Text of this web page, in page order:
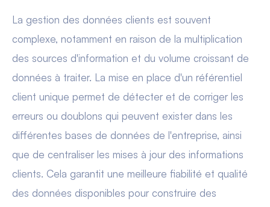
La gestion des données clients est souvent
complexe, notamment en raison de la multiplication
des sources d'information et du volume croissant de
données à traiter. La mise en place d'un référentiel
client unique permet de détecter et de corriger les
erreurs ou doublons qui peuvent exister dans les
différentes bases de données de l'entreprise, ainsi
que de centraliser les mises à jour des informations
clients. Cela garantit une meilleure fiabilité et qualité
des données disponibles pour construire des